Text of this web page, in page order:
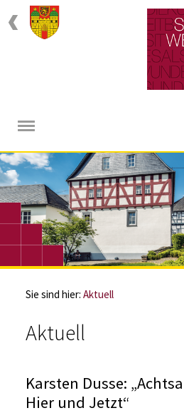
Sie sind hier: Aktuell
Aktuell
Karsten Dusse:
Hier und Jetzt“